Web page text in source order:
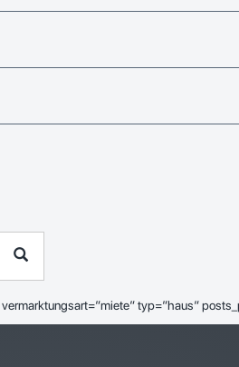
typ=“haus“